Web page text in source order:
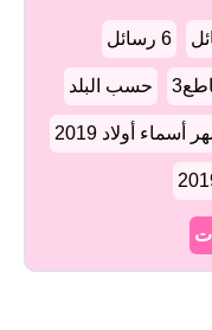
6 رسائل
حسب البلد
أسماء أولاد 2019